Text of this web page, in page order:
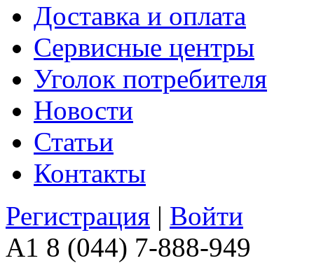
Доставка и оплата
Сервисные центры
Уголок потребителя
Новости
Статьи
Контакты
Регистрация | Войти
A1 8 (044) 7-888-949